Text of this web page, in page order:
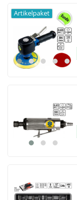
Artikelpaket